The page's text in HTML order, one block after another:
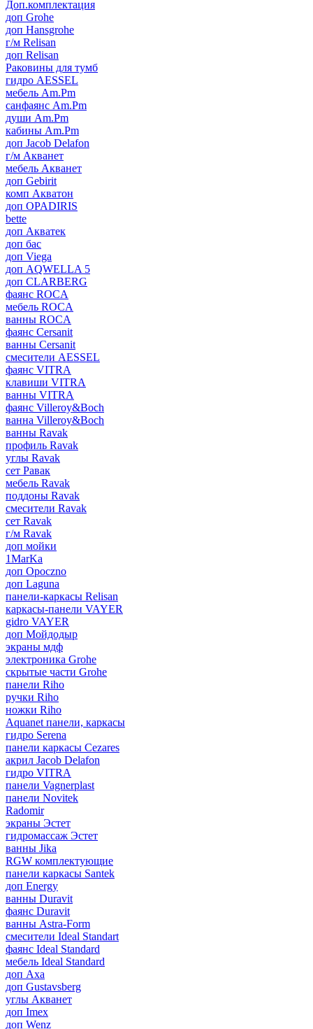
Доп.комплектация
доп Grohe
доп Hansgrohe
г/м Relisan
доп Relisan
Раковины для тумб
гидро AESSEL
мебель Am.Pm
санфаянс Am.Pm
души Am.Pm
кабины Am.Pm
доп Jacob Delafon
г/м Акванет
мебель Акванет
доп Gebirit
комп Акватон
доп OPADIRIS
bette
доп Акватек
доп бас
доп Viega
доп AQWELLA 5
доп CLARBERG
фаянс ROCA
мебель ROCA
ванны ROCA
фаянс Cersanit
ванны Cersanit
смесители AESSEL
фаянс VITRA
клавиши VITRA
ванны VITRA
фаянс Villeroy&Boch
ванна Villeroy&Boch
ванны Ravak
профиль Ravak
углы Ravak
сет Равак
мебель Ravak
поддоны Ravak
смесители Ravak
сет Ravak
г/м Ravak
доп мойки
1MarKa
доп Opoczno
доп Laguna
панели-каркасы Relisan
каркасы-панели VAYER
gidro VAYER
доп Мойдодыр
экраны мдф
электроника Grohe
скрытые части Grohe
панели Riho
ручки Riho
ножки Riho
Aquanet панели, каркасы
гидро Serena
панели каркасы Cezares
акрил Jacob Delafon
гидро VITRA
панели Vagnerplast
панели Novitek
Radomir
экраны Эстет
гидромассаж Эстет
ванны Jika
RGW комплектующие
панели каркасы Santek
доп Energy
ванны Duravit
фаянс Duravit
ванны Astra-Form
смесители Ideal Standart
фаянс Ideal Standard
мебель Ideal Standard
доп Axa
доп Gustavsberg
углы Акванет
доп Imex
доп Wenz